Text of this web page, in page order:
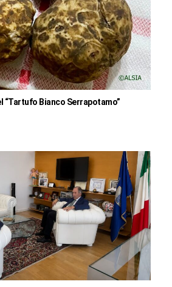
“Tartufo Bianco Serrapotamo”